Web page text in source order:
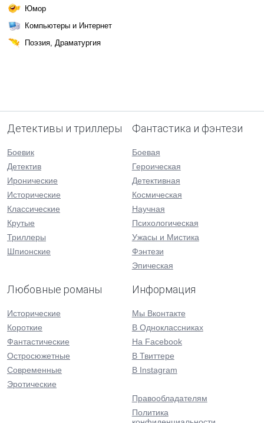
Юмор
Компьютеры и Интернет
Поэзия, Драматургия
Детективы и триллеры
Боевик
Детектив
Иронические
Исторические
Классические
Крутые
Триллеры
Шпионские
Фантастика и фэнтези
Боевая
Героическая
Детективная
Космическая
Научная
Психологическая
Ужасы и Мистика
Фэнтези
Эпическая
Любовные романы
Исторические
Короткие
Фантастические
Остросюжетные
Современные
Эротические
Информация
Мы Вконтакте
В Одноклассниках
На Facebook
В Твиттере
В Instagram
Правообладателям
Политика